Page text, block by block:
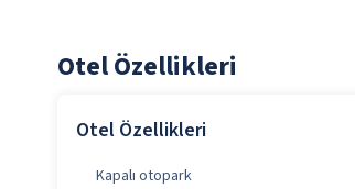
Otel Özellikleri
Otel Özellikleri
Kapalı otopark